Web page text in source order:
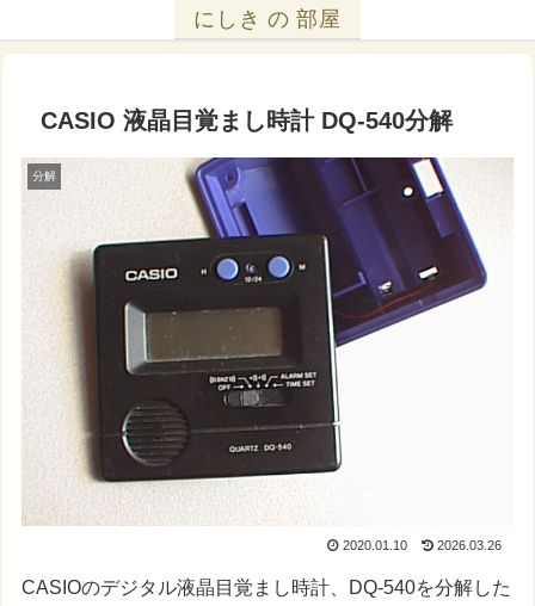
にしき の 部屋
CASIO 液晶目覚まし時計 DQ-540分解
分解
2020.01.10 2026.03.26
CASIOのデジタル液晶目覚まし時計、DQ-540を分解した